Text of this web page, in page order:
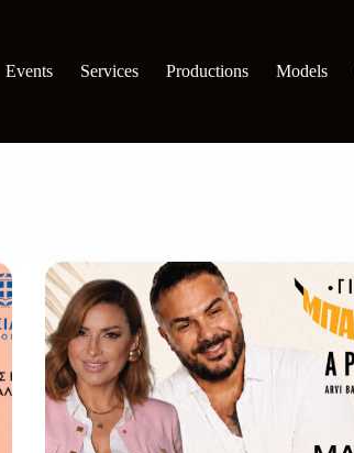
Events Services Productions Models